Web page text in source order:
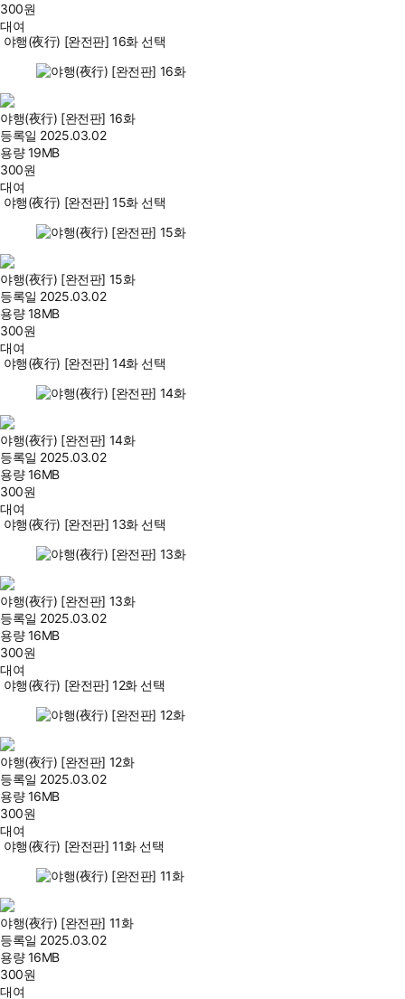
300원
대여
야행(夜行) [완전판] 16화 선택
야행(夜行) [완전판] 16화
등록일 2025.03.02
용량19MB
300원
대여
야행(夜行) [완전판] 15화 선택
야행(夜行) [완전판] 15화
등록일 2025.03.02
용량18MB
300원
대여
야행(夜行) [완전판] 14화 선택
야행(夜行) [완전판] 14화
등록일 2025.03.02
용량16MB
300원
대여
야행(夜行) [완전판] 13화 선택
야행(夜行) [완전판] 13화
등록일 2025.03.02
용량16MB
300원
대여
야행(夜行) [완전판] 12화 선택
야행(夜行) [완전판] 12화
등록일 2025.03.02
용량16MB
300원
대여
야행(夜行) [완전판] 11화 선택
야행(夜行) [완전판] 11화
등록일 2025.03.02
용량16MB
300원
대여